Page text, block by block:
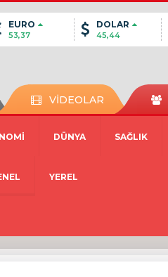
EURO
53,37
DOLAR
45,44
VİDEOLAR
DÜNYA SAĞLIK
YEREL